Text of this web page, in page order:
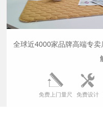
全球近4000家品牌高端专卖
免费上门量尺 免费设计